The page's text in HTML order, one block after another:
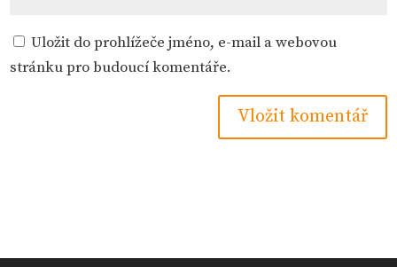
Uložit do prohlížeče jméno, e-mail a webovou
stránku pro budoucí komentáře.